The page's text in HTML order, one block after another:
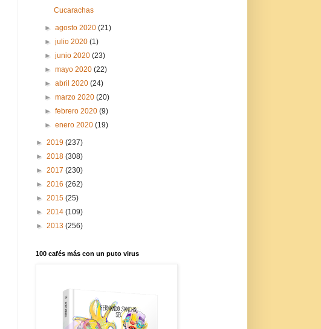
Cucarachas
►agosto 2020(21)
►julio 2020(1)
►junio 2020(23)
►mayo 2020(22)
►abril 2020(24)
►marzo 2020(20)
►febrero 2020(9)
►enero 2020(19)
► 2019 (237)
► 2018 (308)
► 2017 (230)
► 2016 (262)
► 2015 (25)
► 2014 (109)
► 2013 (256)
100 cafés más con un puto virus